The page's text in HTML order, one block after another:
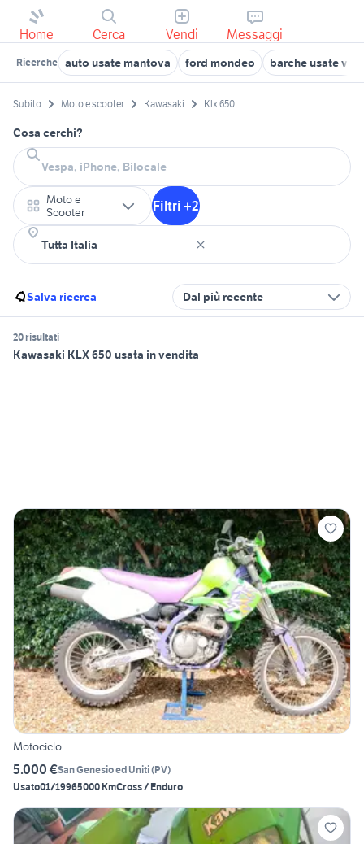
Home Cerca Vendi Messaggi
Ricerche auto usate mantova ford mondeo barche usate
Subito Moto e scooter Kawasaki Klx 650
Cosa cerchi?
Moto e
Scooter
Filtri +2
Salva ricerca Dal più recente
20 risultati
Kawasaki KLX 650 usata in vendita
Motociclo
5.000 €San Genesio ed Uniti(PV)
Usato01/19965000 KmCross / Enduro